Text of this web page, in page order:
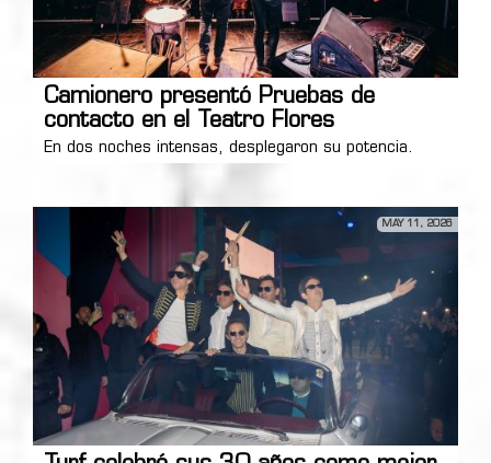
Camionero presentó Pruebas de
contacto en el Teatro Flores
En dos noches intensas, desplegaron su potencia.
MAY 11, 2026